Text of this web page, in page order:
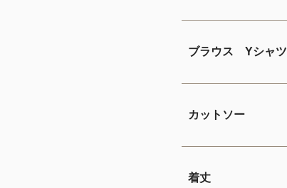
ブラウス Yシャツ
カットソー
着丈